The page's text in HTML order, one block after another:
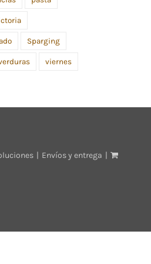
Sparging
viernes
Envíos y entrega